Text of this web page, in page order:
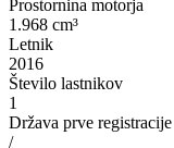
Prostornina motorja
1.968 cm³
Letnik
2016
Število lastnikov
1
Država prve registracije
/